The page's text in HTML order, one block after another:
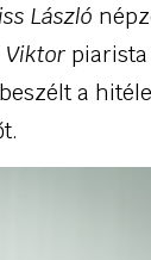
László
Viktor piarista
a